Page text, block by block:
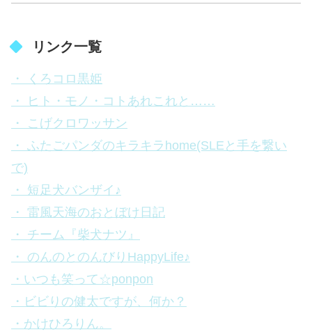
リンク一覧
・ くろコロ黒姫
・ ヒト・モノ・コトあれこれと……
・ こげクロワッサン
・ ふたごパンダのキラキラhome(SLEと手を繋い
で)
・ 短足犬バンザイ♪
・ 雷風天海のおとぼけ日記
・ チーム『柴犬ナツ』
・ のんのとのんびりHappyLife♪
・いつも笑って☆ponpon
・ビビりの健太ですが、何か？
・かけひろりん。